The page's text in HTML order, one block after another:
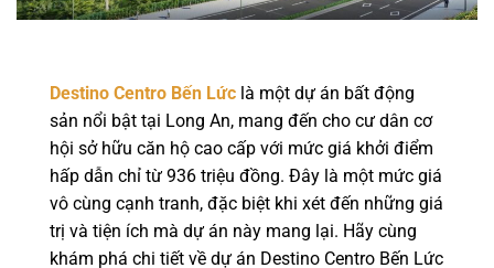
Destino Centro Bến Lức là một dự án bất động
sản nổi bật tại Long An, mang đến cho cư dân cơ
hội sở hữu căn hộ cao cấp với mức giá khởi điểm
hấp dẫn chỉ từ 936 triệu đồng. Đây là một mức giá
vô cùng cạnh tranh, đặc biệt khi xét đến những giá
trị và tiện ích mà dự án này mang lại. Hãy cùng
khám phá chi tiết về dự án Destino Centro Bến Lức